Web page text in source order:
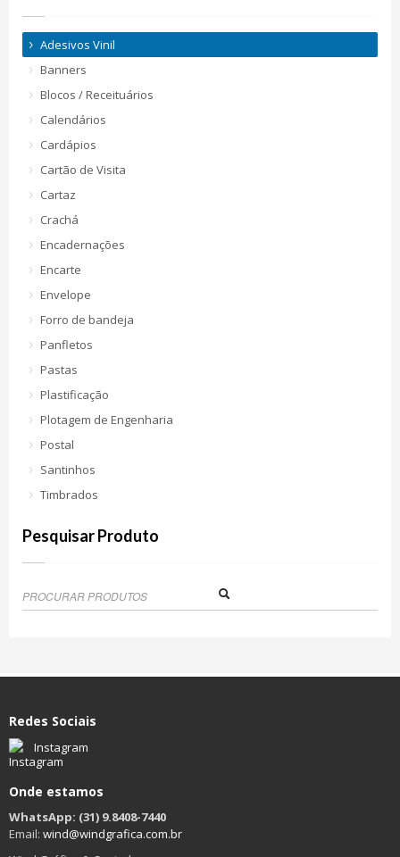
Adesivos Vinil
Banners
Blocos / Receituários
Calendários
Cardápios
Cartão de Visita
Cartaz
Crachá
Encadernações
Encarte
Envelope
Forro de bandeja
Panfletos
Pastas
Plastificação
Plotagem de Engenharia
Postal
Santinhos
Timbrados
Pesquisar Produto
Redes Sociais
Instagram
Onde estamos
WhatsApp: (31) 9.8408-7440
Email: wind@windgrafica.com.br